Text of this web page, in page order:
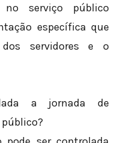
serviço público
específica que
servidores e o
a jornada de